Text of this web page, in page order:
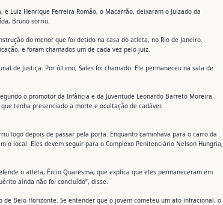
Luiz Henrique Ferreira Romão, o Macarrão, deixaram o Juizado da
Bruno sorriu.
do menor que foi detido na casa do atleta, no Rio de Janeiro.
e foram chamados um de cada vez pelo juiz.
de Justiça. Por último, Sales foi chamado. Ele permaneceu na sala de
o promotor da Infância e da Juventude Leonardo Barreto Moreira
tenha presenciado a morte e ocultação de cadáver.
logo depois de passar pela porta. Enquanto caminhava para o carro da
o local. Eles devem seguir para o Complexo Penitenciário Nelson Hungria,
o atleta, Ércio Quaresma, que explica que eles permaneceram em
ainda não foi concluído”, disse.
Belo Horizonte. Se entender que o jovem cometeu um ato infracional, o